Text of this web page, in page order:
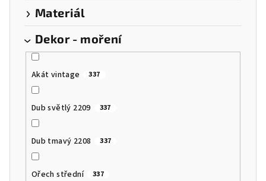
Materiál
Dekor - moření
Akát vintage 337
Dub světlý 2209 337
Dub tmavý 2208 337
Ořech střední 337